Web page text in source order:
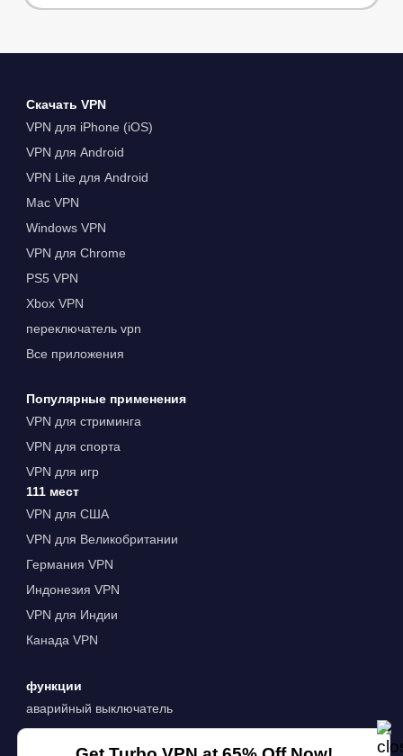
Скачать VPN
VPN для iPhone (iOS)
VPN для Android
VPN Lite для Android
Mac VPN
Windows VPN
VPN для Chrome
PS5 VPN
Xbox VPN
переключатель vpn
Все приложения
Популярные применения
VPN для стриминга
VPN для спорта
VPN для игр
111 мест
VPN для США
VPN для Великобритании
Германия VPN
Индонезия VPN
VPN для Индии
Канада VPN
функции
аварийный выключатель
раздельное туннелирование